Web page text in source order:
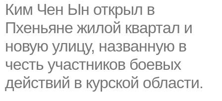
Ким Чен Ын открыл в
Пхеньяне жилой квартал и
новую улицу, названную в
честь участников боевых
действий в курской области.